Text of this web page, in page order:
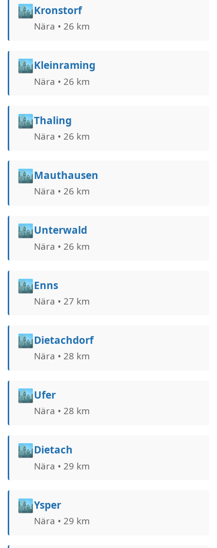
🏙️Kronstorf
Nära • 26 km
🏙️Kleinraming
Nära • 26 km
🏙️Thaling
Nära • 26 km
🏙️Mauthausen
Nära • 26 km
🏙️Unterwald
Nära • 26 km
🏙️Enns
Nära • 27 km
🏙️Dietachdorf
Nära • 28 km
🏙️Ufer
Nära • 28 km
🏙️Dietach
Nära • 29 km
🏙️Ysper
Nära • 29 km